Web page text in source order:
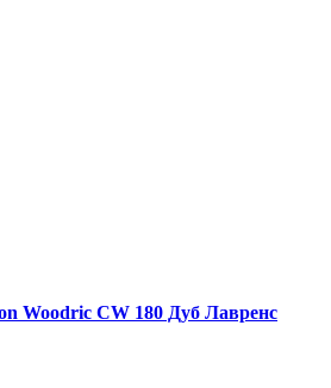
Woodric CW 180 Дуб Лавренс